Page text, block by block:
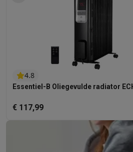
4.8
Essentiel-B Oliegevulde radiator
€ 117,99